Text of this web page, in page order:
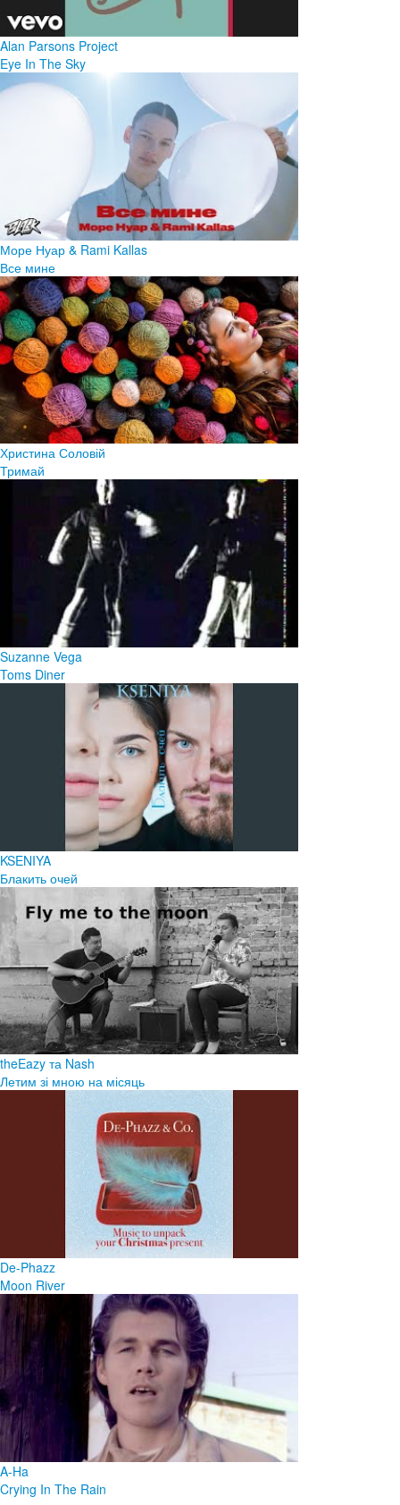
Alan Parsons Project
Eye In The Sky
Море Нуар & Rami Kallas
Все мине
Христина Соловій
Тримай
Suzanne Vega
Toms Diner
KSENIYA
Блакить очей
theEazy та Nash
Летим зі мною на місяць
De-Phazz
Moon River
A-Ha
Crying In The Rain